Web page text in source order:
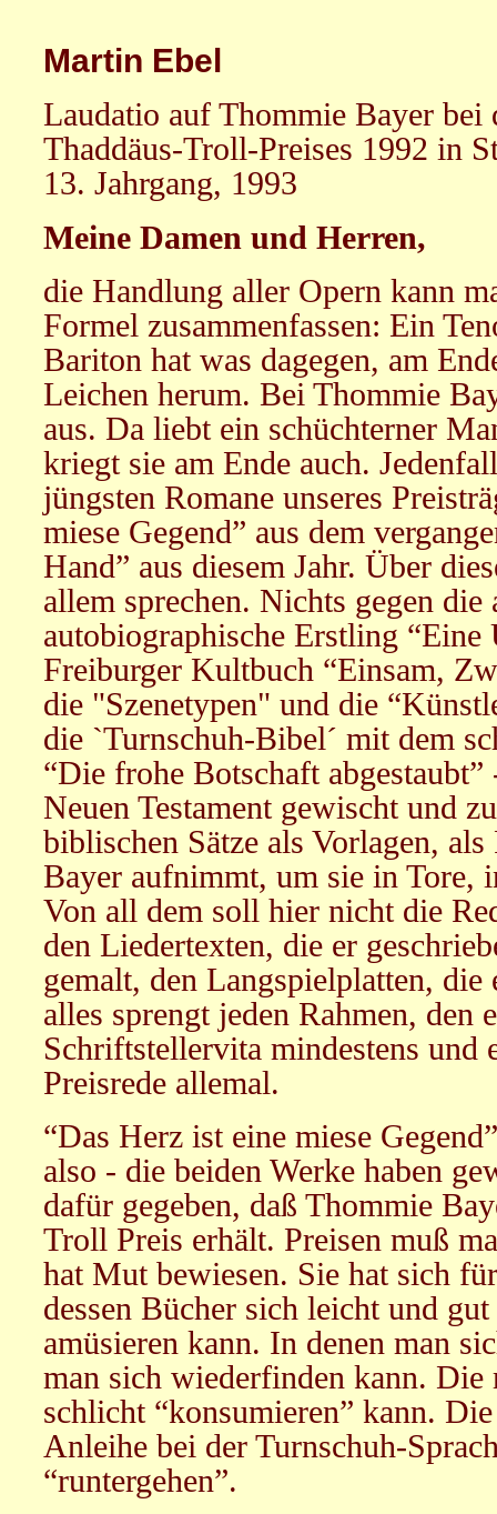
Martin Ebel
Laudatio auf Thommie Bayer bei
Thaddäus-Troll-Preises 1992 in
13. Jahrgang, 1993
Meine Damen und Herren,
die Handlung aller Opern kann
Formel zusammenfassen: Ein
Bariton hat was dagegen, am
Leichen herum. Bei Thommie
aus. Da liebt ein schüchterner
kriegt sie am Ende auch.
jüngsten Romane unseres
miese Gegend” aus dem
Hand” aus diesem Jahr. Über
allem sprechen. Nichts gegen
autobiographische Erstling “Eine
Freiburger Kultbuch “Einsam,
die "Szenetypen" und die
die `Turnschuh-Bibel´ mit dem
“Die frohe Botschaft
Neuen Testament gewischt und
biblischen Sätze als Vorlagen, als
Bayer aufnimmt, um sie in Tore,
Von all dem soll hier nicht die
den Liedertexten, die er
gemalt, den Langspielplatten, die
alles sprengt jeden Rahmen, den
Schriftstellervita mindestens und
Preisrede allemal.
“Das Herz ist eine miese
also - die beiden Werke haben
dafür gegeben, daß Thommie
Troll Preis erhält. Preisen muß
hat Mut bewiesen. Sie hat sich
dessen Bücher sich leicht und
amüsieren kann. In denen man
man sich wiederfinden kann. Die
schlicht “konsumieren” kann.
Anleihe bei der Turnschuh-
“runtergehen”.